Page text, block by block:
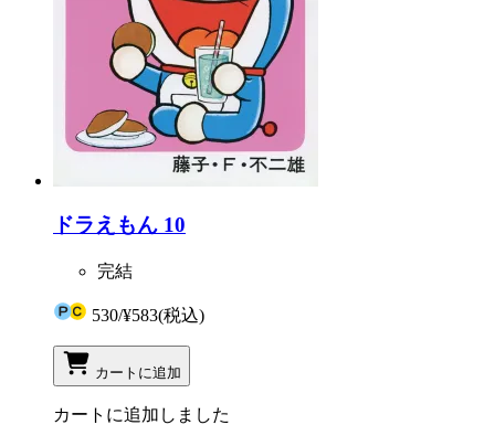
ドラえもん 10
完結
530/¥583(税込)
カートに追加
カートに追加しました